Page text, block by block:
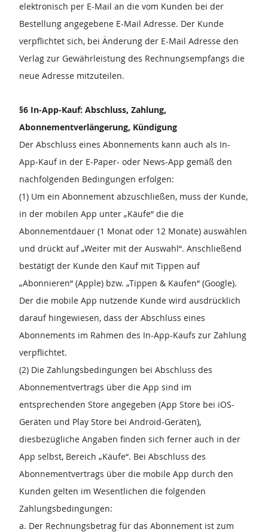
elektronisch per E-Mail an die vom Kunden bei der
Bestellung angegebene E-Mail Adresse. Der Kunde
verpflichtet sich, bei Änderung der E-Mail Adresse den
Verlag zur Gewährleistung des Rechnungsempfangs die
neue Adresse mitzuteilen.
§6 In-App-Kauf: Abschluss, Zahlung,
Abonnementverlängerung, Kündigung
Der Abschluss eines Abonnements kann auch als In-
App-Kauf in der E-Paper- oder News-App gemäß den
nachfolgenden Bedingungen erfolgen:
(1) Um ein Abonnement abzuschließen, muss der Kunde,
in der mobilen App unter „Käufe“ die die
Abonnementdauer (1 Monat oder 12 Monate) auswählen
und drückt auf „Weiter mit der Auswahl“. Anschließend
bestätigt der Kunde den Kauf mit Tippen auf
„Abonnieren“ (Apple) bzw. „Tippen & Kaufen“ (Google).
Der die mobile App nutzende Kunde wird ausdrücklich
darauf hingewiesen, dass der Abschluss eines
Abonnements im Rahmen des In-App-Kaufs zur Zahlung
verpflichtet.
(2) Die Zahlungsbedingungen bei Abschluss des
Abonnementvertrags über die App sind im
entsprechenden Store angegeben (App Store bei iOS-
Geräten und Play Store bei Android-Geräten),
diesbezügliche Angaben finden sich ferner auch in der
App selbst, Bereich „Käufe“. Bei Abschluss des
Abonnementvertrags über die mobile App durch den
Kunden gelten im Wesentlichen die folgenden
Zahlungsbedingungen:
a. Der Rechnungsbetrag für das Abonnement ist zum